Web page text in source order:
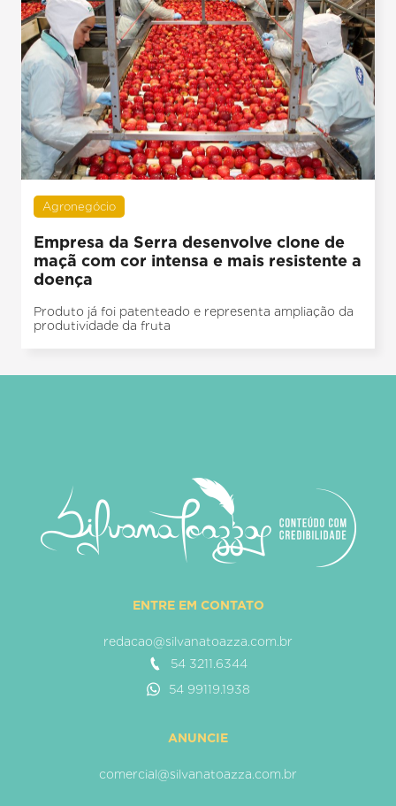
Agronegócio
Empresa da Serra desenvolve clone de
maçã com cor intensa e mais resistente a
doença
Produto já foi patenteado e representa ampliação da
produtividade da fruta
ENTRE EM CONTATO
redacao@silvanatoazza.com.br
54 3211.6344
54 99119.1938
ANUNCIE
comercial@silvanatoazza.com.br